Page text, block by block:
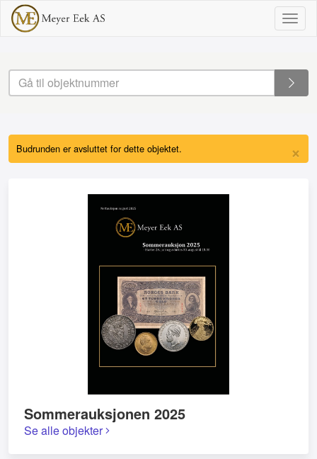
×
Budrunden er avsluttet for dette objektet.
Sommerauksjonen 2025
Se alle objekter